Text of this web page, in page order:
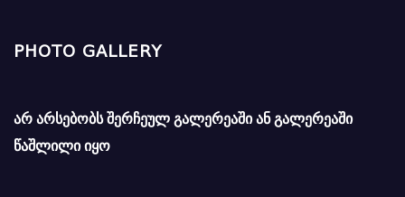
PHOTO GALLERY
არ არსებობს შერჩეულ გალერეაში ან გალერეაში
წაშლილი იყო